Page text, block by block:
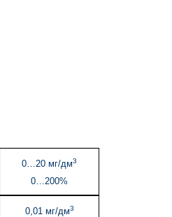
0…20 мг/дм3
0…200%
0,01 мг/дм3